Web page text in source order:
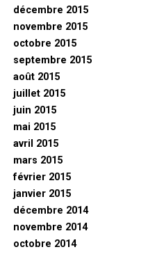
décembre 2015
novembre 2015
octobre 2015
septembre 2015
août 2015
juillet 2015
juin 2015
mai 2015
avril 2015
mars 2015
février 2015
janvier 2015
décembre 2014
novembre 2014
octobre 2014